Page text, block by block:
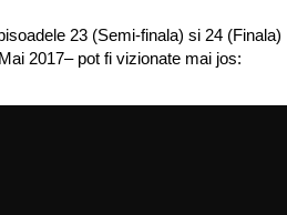
23 (Semi-finala) si 24 (Finala)
2017– pot fi vizionate mai jos: